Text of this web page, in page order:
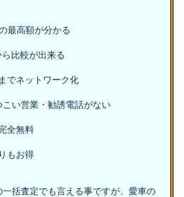
最高額が分かる
比較が出来る
でネットワーク化
い営業・勧誘電話がない
全無料
もお得
括査定でも言える事ですが、愛車の